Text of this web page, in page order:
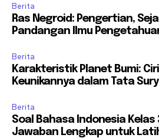
Berita
Ras Negroid: Pengertian,
Pandangan Ilmu
Berita
Karakteristik Planet Bumi:
Keunikannya dalam Tata
Berita
Soal Bahasa Indonesia Kelas
Jawaban Lengkap untuk